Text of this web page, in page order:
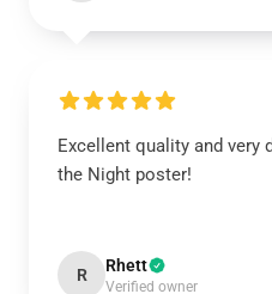
Excellent quality and very
the Night poster!
R Rhett
Verified owner